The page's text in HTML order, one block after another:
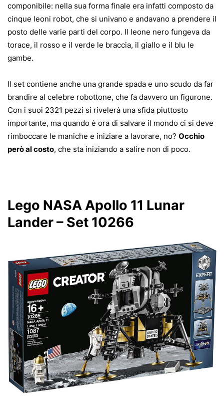
componibile: nella sua forma finale era infatti composto da
cinque leoni robot, che si univano e andavano a prendere il
posto delle varie parti del corpo. Il leone nero fungeva da
torace, il rosso e il verde le braccia, il giallo e il blu le
gambe.
Il set contiene anche una grande spada e uno scudo da far
brandire al celebre robottone, che fa davvero un figurone.
Con i suoi 2321 pezzi si rivelerà una sfida piuttosto
importante, ma quando è ora di salvare il mondo ci si deve
rimboccare le maniche e iniziare a lavorare, no? Occhio
però al costo, che sta iniziando a salire non di poco.
Lego NASA Apollo 11 Lunar
Lander – Set 10266